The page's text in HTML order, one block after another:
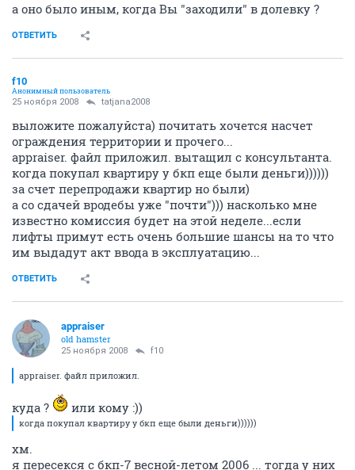
а оно было иным, когда Вы "заходили" в долевку ?
ОТВЕТИТЬ
f10
Анонимный пользователь
25 ноября 2008 tatjana2008
выложите пожалуйста) почитать хочется насчет
ограждения территории и прочего...
appraiser. файл приложил. вытащил с консультанта.
когда покупал квартиру у бкп еще были деньги))))))
за счет перепродажи квартир но были)
а со сдачей вродебы уже "почти"))) насколько мне
известно комиссия будет на этой неделе...если
лифты примут есть очень большие шансы на то что
им выдадут акт ввода в эксплуатацию...
ОТВЕТИТЬ
appraiser
old hamster
25 ноября 2008 f10
appraiser. файл приложил.
куда ? или кому :))
когда покупал квартиру у бкп еще были деньги))))))
хм.
я пересекся с бкп-7 весной-летом 2006 ... тогда у них